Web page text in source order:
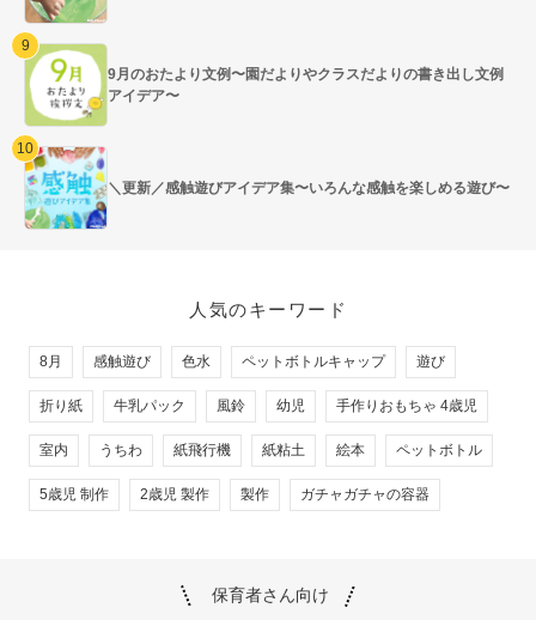
9月のおたより文例〜園だよりやクラスだよりの書き出し文例
アイデア〜
＼更新／感触遊びアイデア集〜いろんな感触を楽しめる遊び〜
人気のキーワード
8月 感触遊び 色水 ペットボトルキャップ 遊び
折り紙 牛乳パック 風鈴 幼児 手作りおもちゃ 4歳児
室内 うちわ 紙飛行機 紙粘土 絵本 ペットボトル
5歳児 制作 2歳児 製作 製作 ガチャガチャの容器
保育者さん向け